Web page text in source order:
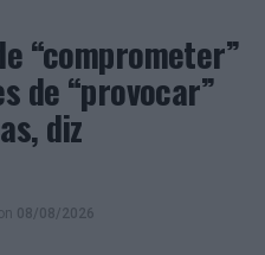
e bailes mandados,
a estreia da nova
Luís Fernandes e
Dance, que vão estar em
nos dez dias que
“comprometer”
de “provocar”
diz
08/08/2026